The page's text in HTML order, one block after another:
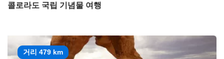
콜로라도 국립 기념물 여행
거리 479 km